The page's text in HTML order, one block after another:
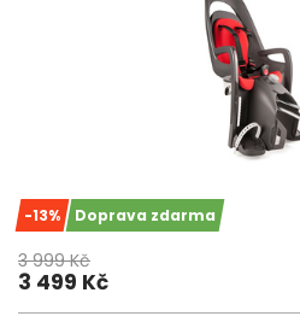
-13% Doprava zdarma
3 999 Kč
3 499 Kč